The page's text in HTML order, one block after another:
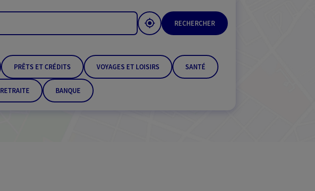
RECHERCHER
PRÊTS ET CRÉDITS VOYAGES ET LOISIRS SANTÉ
RETRAITE BANQUE